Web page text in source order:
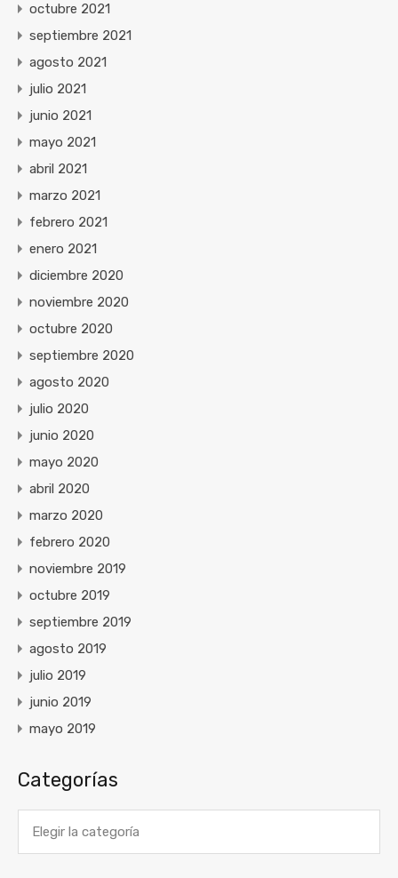
octubre 2021
septiembre 2021
agosto 2021
julio 2021
junio 2021
mayo 2021
abril 2021
marzo 2021
febrero 2021
enero 2021
diciembre 2020
noviembre 2020
octubre 2020
septiembre 2020
agosto 2020
julio 2020
junio 2020
mayo 2020
abril 2020
marzo 2020
febrero 2020
noviembre 2019
octubre 2019
septiembre 2019
agosto 2019
julio 2019
junio 2019
mayo 2019
Categorías